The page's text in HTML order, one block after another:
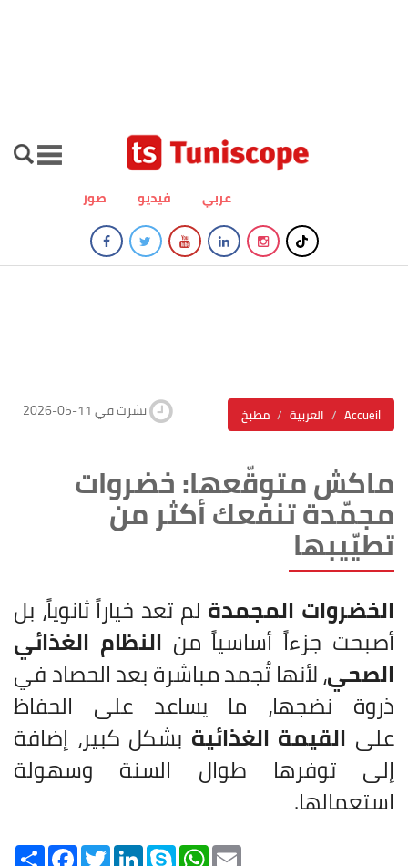
صور فيديو عربي
مطبخ العربية Accueil 2026-05-11 نشرت في
ماكش متوقّعها: خضروات
مجمّدة تنفعك أكثر من
تطيّيبها
الخضروات المجمدة لم تعد خياراً ثانوياً، بل
أصبحت جزءاً أساسياً من النظام الغذائي
الصحي، لأنها تُجمد مباشرة بعد الحصاد في
ذروة نضجها، ما يساعد على الحفاظ
على القيمة الغذائية بشكل كبير، إضافة
إلى توفرها طوال السنة وسهولة
استعمالها.
Share
FacebookTwitterLinkedInSkype
WhatsAppEmail